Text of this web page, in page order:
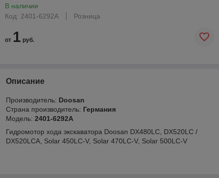
В наличии
Код: 2401-6292A
Розница
от 1 руб.
Описание
Производитель: Doosan
Страна производитель: Германия
Модель: 2401-6292A
Гидромотор хода экскаватора Doosan DX480LC, DX520LC /
DX520LCA, Solar 450LC-V, Solar 470LC-V, Solar 500LC-V